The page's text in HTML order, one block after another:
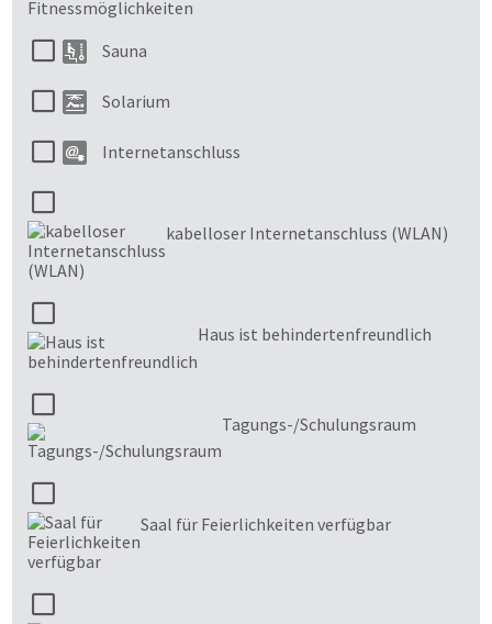
Sauna
Solarium
Internetanschluss
kabelloser Internetanschluss (WLAN)
Haus ist behindertenfreundlich
Tagungs-/Schulungsraum
Saal für Feierlichkeiten verfügbar